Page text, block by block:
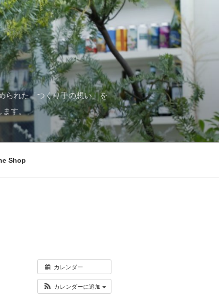
られた「つくり手の想い」を
ます。
Shop
カレンダー
カレンダーに追加